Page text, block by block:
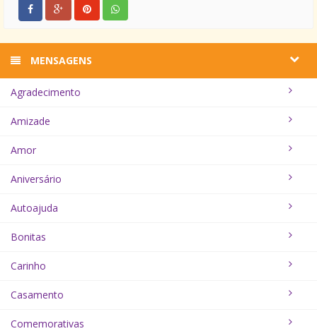
MENSAGENS
Agradecimento
Amizade
Amor
Aniversário
Autoajuda
Bonitas
Carinho
Casamento
Comemorativas